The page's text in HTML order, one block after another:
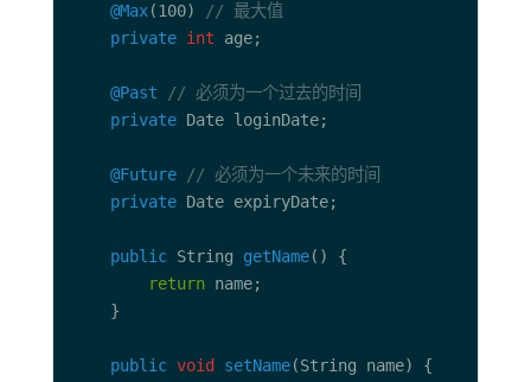
@Max(100)
// 最大值
private int
@Past
// 必须为一个过去的时间
private
@Future
// 必须为一个未来的时间
private
public String getName
return
public void setName